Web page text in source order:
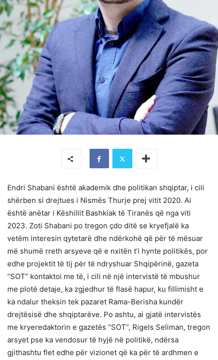
Endri Shabani është akademik dhe politikan shqiptar, i cili
shërben si drejtues i Nismës Thurje prej vitit 2020. Ai
është anëtar i Këshillit Bashkiak të Tiranës që nga viti
2023. Zoti Shabani po tregon çdo ditë se kryefjalë ka
vetëm interesin qytetarë dhe ndërkohë që për të mësuar
më shumë rreth arsyeve që e nxitën t’i hynte politikës, por
edhe projektit të tij për të ndryshuar Shqipërinë, gazeta
“SOT” kontaktoi me të, i cili në një intervistë të mbushur
me plotë detaje, ka zgjedhur të flasë hapur, ku fillimisht e
ka ndalur theksin tek pazaret Rama-Berisha kundër
drejtësisë dhe shqiptarëve. Po ashtu, ai gjatë intervistës
me kryeredaktorin e gazetës “SOT”, Rigels Seliman, tregon
arsyet pse ka vendosur të hyjë në politikë, ndërsa
gjithashtu flet edhe për vizionet që ka për të ardhmen e